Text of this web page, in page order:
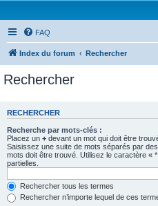
FAQ
Index du forum Rechercher
Rechercher
RECHERCHER
Recherche par mots-clés :
Placez un + devant un mot qui doit être
Saisissez une suite de mots séparés par des
mots doit être trouvé. Utilisez le caractère «
partielles.
Rechercher tous les termes
Rechercher n’importe lequel de ces